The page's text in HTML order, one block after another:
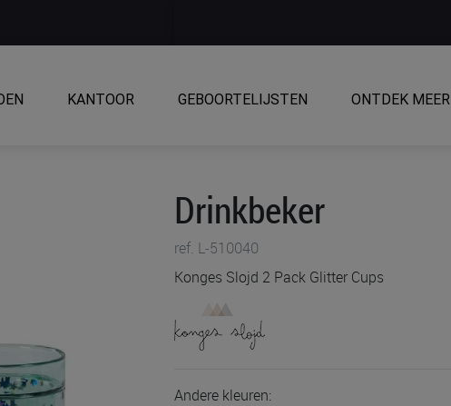
KANTOOR GEBOORTELIJSTEN ONTDEK MEER
Drinkbeker
ref. L-510040
Konges Slojd 2 Pack Glitter Cups
Andere kleuren: